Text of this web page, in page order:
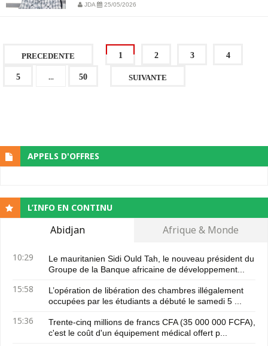
JDA 25/05/2026
PRECEDENTE 1 2 3 4
5 ... 50 SUIVANTE
APPELS D'OFFRES
L’INFO EN CONTINU
Abidjan Afrique & Monde
10:29
Le mauritanien Sidi Ould Tah, le nouveau président du
Groupe de la Banque africaine de développement...
15:58
L’opération de libération des chambres illégalement
occupées par les étudiants a débuté le samedi 5 ...
15:36
Trente-cinq millions de francs CFA (35 000 000 FCFA),
c'est le coût d'un équipement médical offert p...